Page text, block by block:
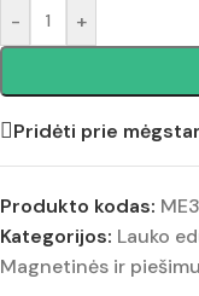
- +
Pridėti prie
Produkto kodas:
Kategorijos: Lauko
Magnetinės ir